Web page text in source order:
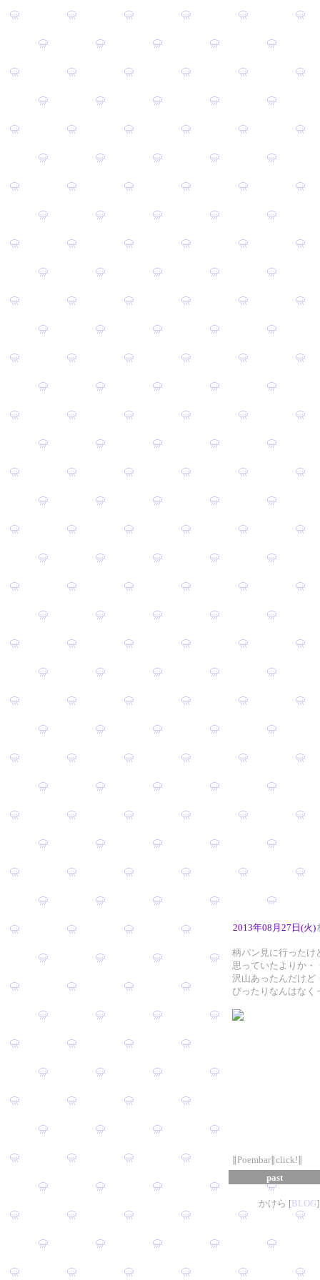
2013年08月27日(火)
柄パン見に行ったけ
思っていたよりか・
沢山あったんだけど
ぴったりなんはなく
∥Poembar∥click!∥
past
かけら [BLOG